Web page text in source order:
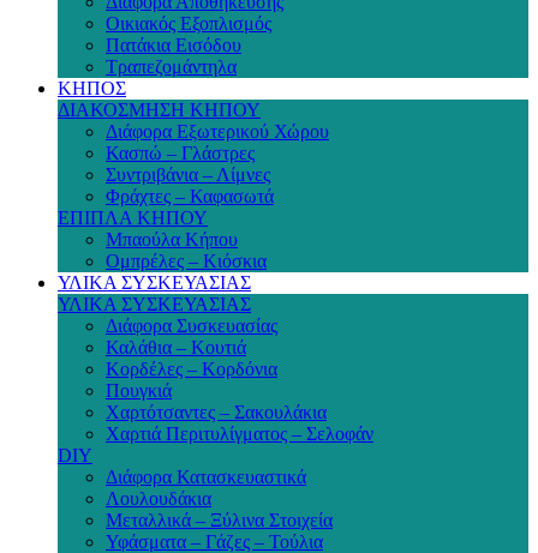
Οικιακός Εξοπλισμός
Πατάκια Εισόδου
Τραπεζομάντηλα
ΚΗΠΟΣ
ΔΙΑΚΟΣΜΗΣΗ ΚΗΠΟΥ
Διάφορα Εξωτερικού Χώρου
Κασπώ – Γλάστρες
Συντριβάνια – Λίμνες
Φράχτες – Καφασωτά
ΕΠΙΠΛΑ ΚΗΠΟΥ
Μπαούλα Κήπου
Ομπρέλες – Κιόσκια
ΥΛΙΚΑ ΣΥΣΚΕΥΑΣΙΑΣ
ΥΛΙΚΑ ΣΥΣΚΕΥΑΣΙΑΣ
Διάφορα Συσκευασίας
Καλάθια – Κουτιά
Κορδέλες – Κορδόνια
Πουγκιά
Χαρτότσαντες – Σακουλάκια
Χαρτιά Περιτυλίγματος – Σελοφάν
DIY
Διάφορα Κατασκευαστικά
Λουλουδάκια
Μεταλλικά – Ξύλινα Στοιχεία
Υφάσματα – Γάζες – Τούλια